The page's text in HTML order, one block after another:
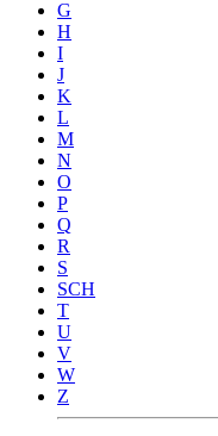
G
H
I
J
K
L
M
N
O
P
Q
R
S
SCH
T
U
V
W
Z